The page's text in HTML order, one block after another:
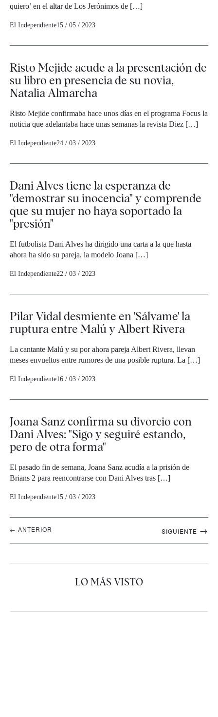
quiero’ en el altar de Los Jerónimos de […]
El Independiente15 / 05 / 2023
Risto Mejide acude a la presentación de
su libro en presencia de su novia,
Natalia Almarcha
Risto Mejide confirmaba hace unos días en el programa Focus la
noticia que adelantaba hace unas semanas la revista Diez […]
El Independiente24 / 03 / 2023
Dani Alves tiene la esperanza de
"demostrar su inocencia" y comprende
que su mujer no haya soportado la
"presión"
El futbolista Dani Alves ha dirigido una carta a la que hasta
ahora ha sido su pareja, la modelo Joana […]
El Independiente22 / 03 / 2023
Pilar Vidal desmiente en 'Sálvame' la
ruptura entre Malú y Albert Rivera
La cantante Malú y su por ahora pareja Albert Rivera, llevan
meses envueltos entre rumores de una posible ruptura. La […]
El Independiente16 / 03 / 2023
Joana Sanz confirma su divorcio con
Dani Alves: "Sigo y seguiré estando,
pero de otra forma"
El pasado fin de semana, Joana Sanz acudía a la prisión de
Brians 2 para reencontrarse con Dani Alves tras […]
El Independiente15 / 03 / 2023
Navegación
artículos
SIGUIENTE →
← ANTERIOR
LO MÁS VISTO